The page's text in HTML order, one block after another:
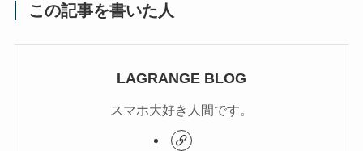
この記事を書いた人
LAGRANGE BLOG
スマホ大好き人間です。